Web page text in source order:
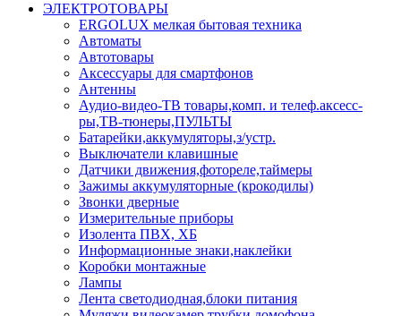
ЭЛЕКТРОТОВАРЫ
ERGOLUX мелкая бытовая техника
Автоматы
Автотовары
Аксессуары для смартфонов
Антенны
Аудио-видео-ТВ товары,комп. и телеф.аксесс-
ры,ТВ-тюнеры,ПУЛЬТЫ
Батарейки,аккумуляторы,з/устр.
Выключатели клавишные
Датчики движения,фотореле,таймеры
Зажимы аккумуляторные (крокодилы)
Звонки дверные
Измерительные приборы
Изолента ПВХ, ХБ
Информационные знаки,наклейки
Коробки монтажные
Лампы
Лента светодиодная,блоки питания